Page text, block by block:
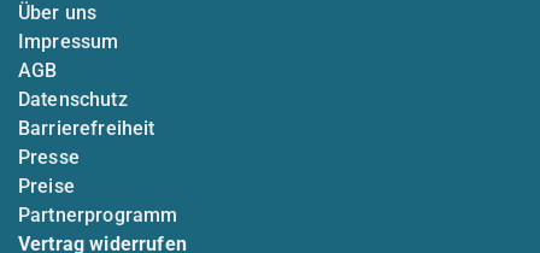
Über uns
Impressum
AGB
Datenschutz
Barrierefreiheit
Presse
Preise
Partnerprogramm
Vertrag widerrufen